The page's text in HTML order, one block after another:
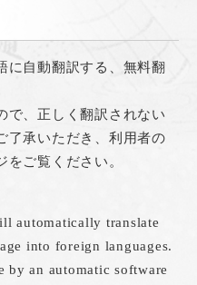
自動翻訳する、無料翻
、正しく翻訳されない
了承いただき、利用者の
ご覧ください。
automatically translate
into foreign languages.
by an automatic software